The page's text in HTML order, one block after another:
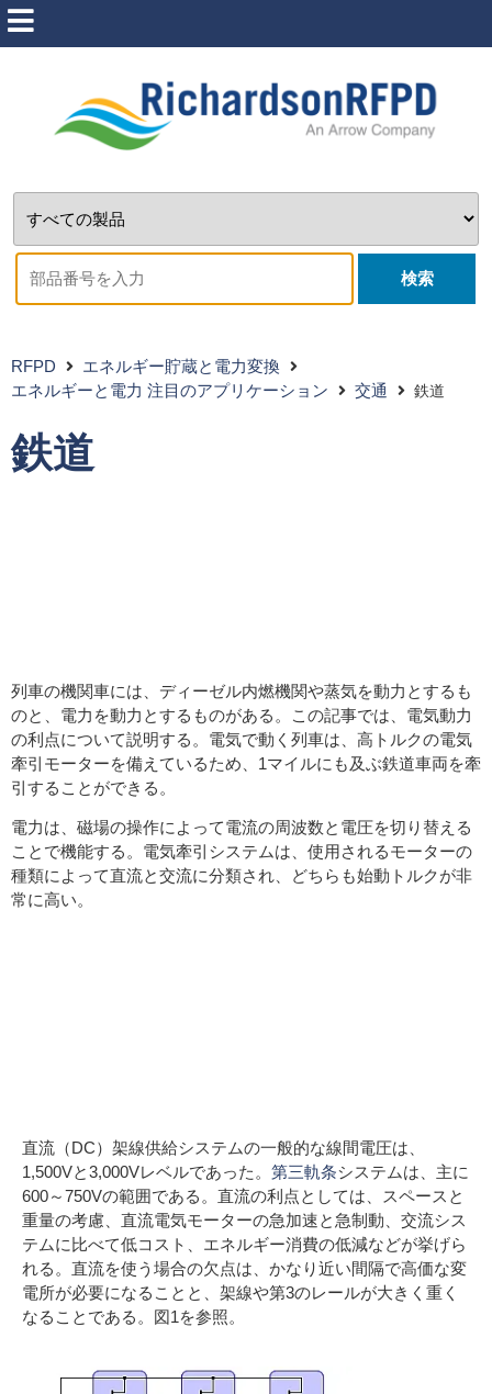
検索
鉄道
電力の利点
RFPD
エネルギー貯蔵と電力変換
エネルギーと電力 注目のアプリケーション
交通 鉄道
鉄道
列車の機関車には、ディーゼル内燃機関や蒸気を動力とするも
のと、電力を動力とするものがある。この記事では、電気動力
の利点について説明する。電気で動く列車は、高トルクの電気
牽引モーターを備えているため、1マイルにも及ぶ鉄道車両を牽
引することができる。
電力は、磁場の操作によって電流の周波数と電圧を切り替える
ことで機能する。電気牽引システムは、使用されるモーターの
種類によって直流と交流に分類され、どちらも始動トルクが非
常に高い。
直流（DC）架線供給システムの一般的な線間電圧は、
1,500Vと3,000Vレベルであった。 第三軌条システムは、主に
600～750Vの範囲である。直流の利点としては、スペースと
重量の考慮、直流電気モーターの急加速と急制動、交流シス
テムに比べて低コスト、エネルギー消費の低減などが挙げら
れる。直流を使う場合の欠点は、かなり近い間隔で高価な変
電所が必要になることと、架線や第3のレールが大きく重く
なることである。図1を参照。